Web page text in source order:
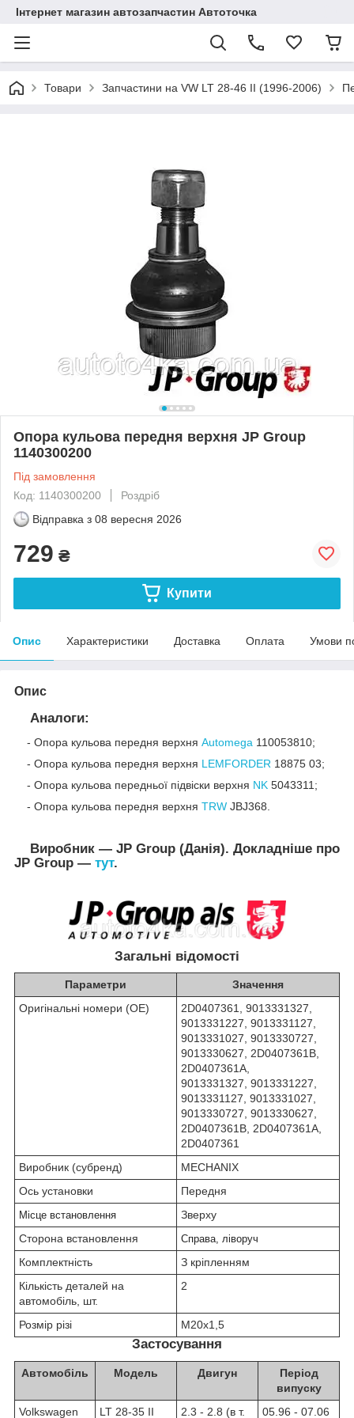
Інтернет магазин автозапчастин Автоточка
Товари Запчастини на VW LT 28-46 II (1996-2006)
Опора кульова передня верхня JP Group
1140300200
Під замовлення
Код: 1140300200
Роздріб
Відправка з 08 вересня 2026
729 ₴
Купити
Опис Характеристики Доставка Оплата Умови
Опис
Аналоги:
- Опора кульова передня верхня Automega 110053810;
- Опора кульова передня верхня LEMFORDER 18875 03;
- Опора кульова передньої підвіски верхня NK 5043311;
- Опора кульова передня верхня TRW JBJ368.
Виробник — JP Group (Данія). Докладніше про
JP Group — тут.
Загальні відомості
Параметри
Значення
Оригінальні номери (OE)
2D0407361, 9013331327,
9013331227, 9013331127,
9013331027, 9013330727,
9013330627, 2D0407361B,
2D0407361A,
9013331327, 9013331227,
9013331127, 9013331027,
9013330727, 9013330627,
2D0407361B, 2D0407361A,
2D0407361
Виробник (субренд)
MECHANIX
Ось установки
Передня
Місце встановлення
Зверху
Сторона встановлення
Справа, ліворуч
Комплектність
З кріпленням
Кількість деталей на
автомобіль, шт.
2
Розмір різі М20х1,5
Застосування
Автомобіль Модель Двигун
Період
випуску
Volkswagen
LT 28-35 II 2.3 - 2.8 (в т. 05.96 - 07.06